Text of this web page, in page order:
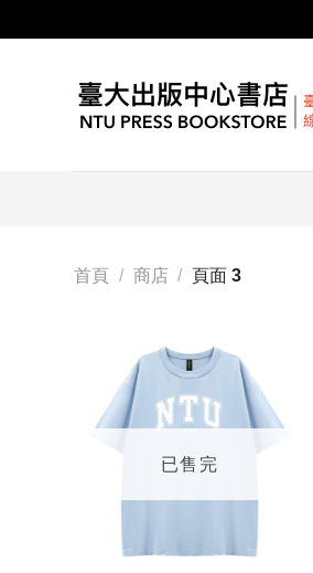
首頁 / 商店 / 頁面 3
加入
「願
望輕
已售完